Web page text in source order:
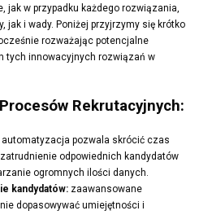
jak w przypadku każdego rozwiązania,
jak i wady. Poniżej przyjrzymy się krótko
rozważając potencjalne
tych innowacyjnych rozwiązań w
Rekrutacyjnych:
automatyzacja pozwala skrócić czas
odpowiednich kandydatów
ogromnych ilości danych.
kandydatów: zaawansowane
dopasowywać umiejętności i